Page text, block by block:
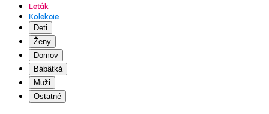
Leták
Kolekcie
Deti
Ženy
Domov
Bábätká
Muži
Ostatné